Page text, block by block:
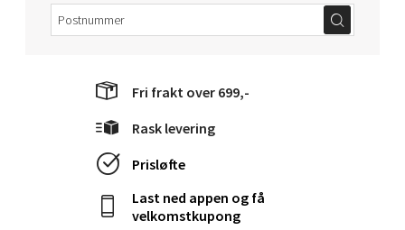
Fri frakt over 699,-
Rask levering
Prisløfte
Last ned appen og få
velkomstkupong
Åpent i dag 10-18
0 i butikk
Narvik - Thon Senter Malmporten
Bolagsgata 1, 8514 Narvik